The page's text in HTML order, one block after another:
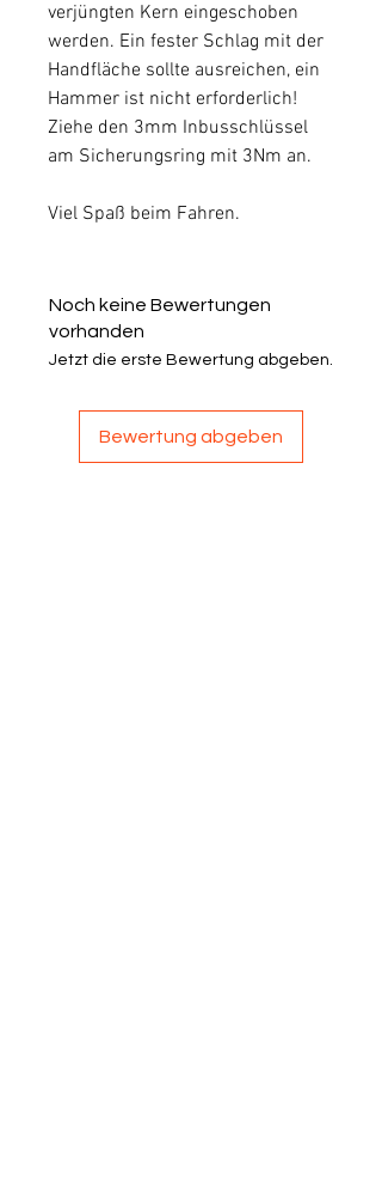
verjüngten Kern eingeschoben
werden. Ein fester Schlag mit der
Handfläche sollte ausreichen, ein
Hammer ist nicht erforderlich!
Ziehe den 3mm Inbusschlüssel
am Sicherungsring mit 3Nm an.
Viel Spaß beim Fahren.
Noch keine Bewertungen
vorhanden
Jetzt die erste Bewertung abgeben.
Bewertung abgeben